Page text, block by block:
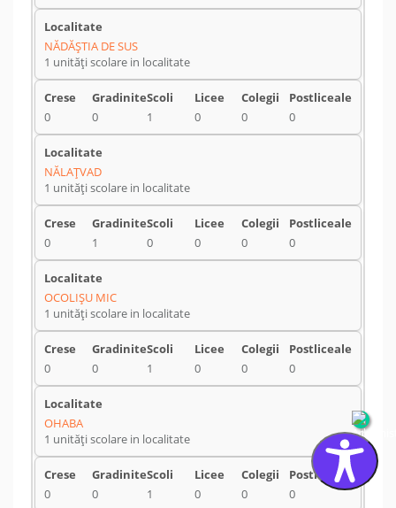
NĂDĂŞTIA DE SUS
1 unități scolare in localitate
0 0 1 0 0 0
NĂLAŢVAD
1 unități scolare in localitate
0 1 0 0 0 0
OCOLIŞU MIC
1 unități scolare in localitate
0 0 1 0 0 0
OHABA
1 unități scolare in localitate
0 0 1 0 0 0